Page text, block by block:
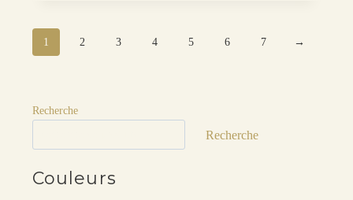
1 2 3 4 5 6 7 →
Recherche
Recherche
Couleurs